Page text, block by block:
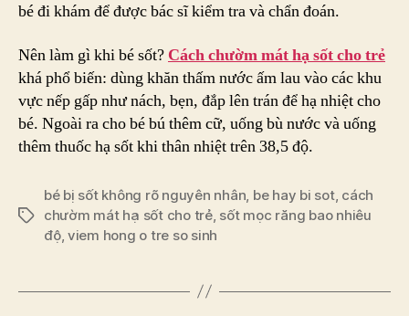
bé đi khám để được bác sĩ kiểm tra và chẩn đoán.
Nên làm gì khi bé sốt? Cách chườm mát hạ sốt cho trẻ
khá phổ biến: dùng khăn thấm nước ấm lau vào các khu
vực nếp gấp như nách, bẹn, đắp lên trán để hạ nhiệt cho
bé. Ngoài ra cho bé bú thêm cữ, uống bù nước và uống
thêm thuốc hạ sốt khi thân nhiệt trên 38,5 độ.
Tags
bé bị sốt không rõ nguyên nhân be hay bi sot, cách
chườm mát hạ sốt cho trẻ, sốt mọc răng bao nhiêu
độ, viem hong o tre so sinh